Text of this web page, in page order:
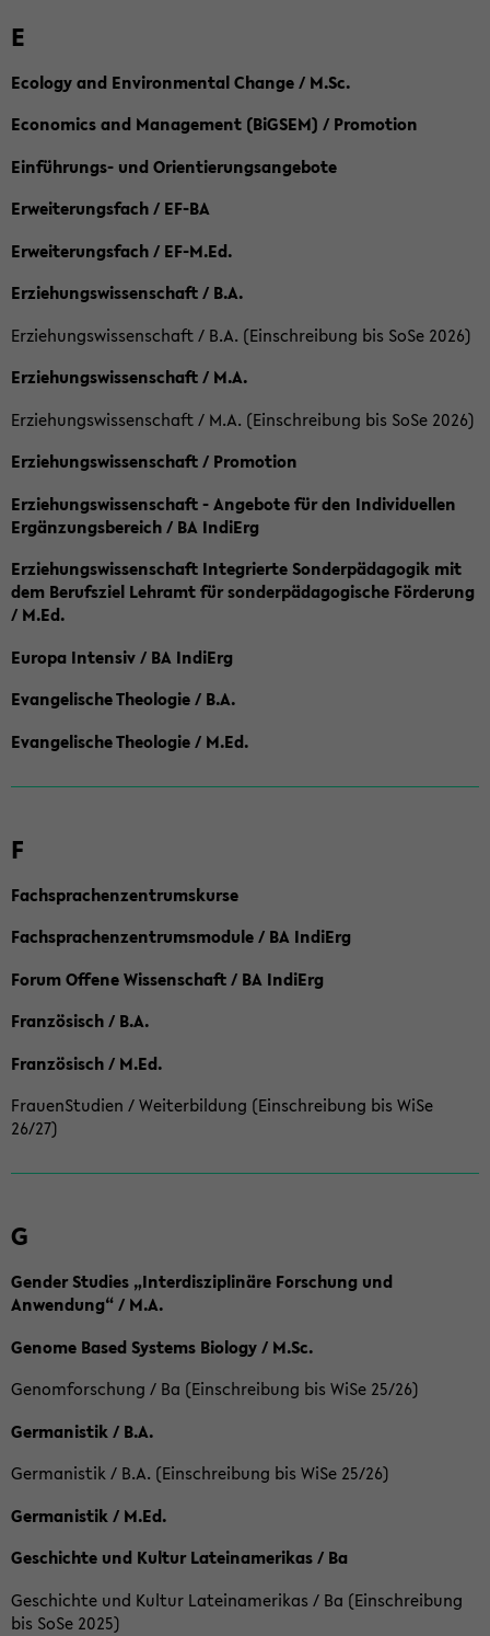
E
Ecology and Environmental Change / M.Sc.
Economics and Management (BiGSEM) / Promotion
Einführungs- und Orientierungsangebote
Erweiterungsfach / EF-BA
Erweiterungsfach / EF-M.Ed.
Erziehungswissenschaft / B.A.
Erziehungswissenschaft / B.A. (Einschreibung bis SoSe 2026)
Erziehungswissenschaft / M.A.
Erziehungswissenschaft / M.A. (Einschreibung bis SoSe 2026)
Erziehungswissenschaft / Promotion
Erziehungswissenschaft - Angebote für den Individuellen
Ergänzungsbereich / BA IndiErg
Erziehungswissenschaft Integrierte Sonderpädagogik mit
dem Berufsziel Lehramt für sonderpädagogische Förderung
/ M.Ed.
Europa Intensiv / BA IndiErg
Evangelische Theologie / B.A.
Evangelische Theologie / M.Ed.
F
Fachsprachenzentrumskurse
Fachsprachenzentrumsmodule / BA IndiErg
Forum Offene Wissenschaft / BA IndiErg
Französisch / B.A.
Französisch / M.Ed.
FrauenStudien / Weiterbildung (Einschreibung bis WiSe
26/27)
G
Gender Studies „Interdisziplinäre Forschung und
Anwendung“ / M.A.
Genome Based Systems Biology / M.Sc.
Genomforschung / Ba (Einschreibung bis WiSe 25/26)
Germanistik / B.A.
Germanistik / B.A. (Einschreibung bis WiSe 25/26)
Germanistik / M.Ed.
Geschichte und Kultur Lateinamerikas / Ba
Geschichte und Kultur Lateinamerikas / Ba (Einschreibung
bis SoSe 2025)